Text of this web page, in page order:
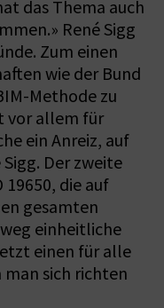
das Thema auch
René Sigg
Zum einen
wie der Bund
Methode zu
vor allem für
ein Anreiz, auf
Der zweite
19650, die auf
gesamten
einheitliche
einen für alle
sich richten